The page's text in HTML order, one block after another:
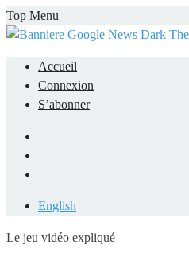
Skip
to
Top Menu
Accueil
Connexion
S’abonner
English
Le jeu vidéo expliqué